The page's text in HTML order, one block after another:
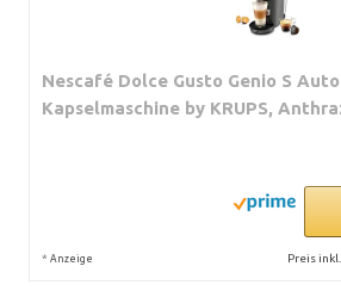
Nescafé Dolce Gusto Genio S
Kapselmaschine by KRUPS,
* Anzeige Preis